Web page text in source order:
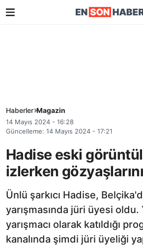
Haberler Magazin
14 Mayıs 2024 - 16:28
Güncelleme: 14 Mayıs 2024 - 17:21
Hadise eski
izlerken
Ünlü şarkıcı Hadise,
yarışmasında jüri üyesi oldu.
yarışmacı olarak katıldığı
kanalında şimdi jüri üyeliği